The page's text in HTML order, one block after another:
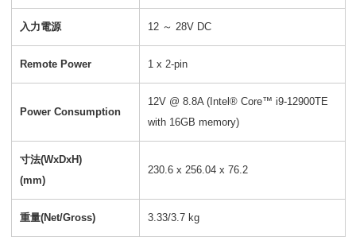
入力電源 12 ～ 28V DC
Remote Power 1 x 2-pin
Power Consumption
12V @ 8.8A (Intel® Core™ i9-12900TE
with 16GB memory)
寸法(WxDxH)
(mm)
230.6 x 256.04 x 76.2
重量(Net/Gross) 3.33/3.7 kg